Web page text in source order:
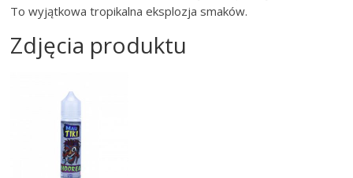
To wyjątkowa tropikalna eksplozja smaków.
Zdjęcia produktu